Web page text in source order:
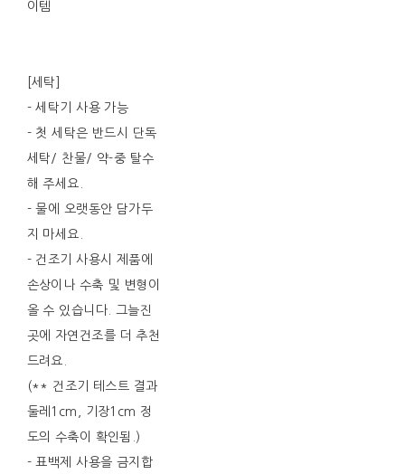
이템
[세탁]
- 세탁기 사용 가능
- 첫 세탁은 반드시 단독
세탁/ 찬물/ 약-중 탈수
해 주세요.
- 물에 오랫동안 담가두
지 마세요.
- 건조기 사용시 제품에
손상이나 수축 및 변형이
올 수 있습니다. 그늘진
곳에 자연건조를 더 추천
드려요.
(** 건조기 테스트 결과
둘레1cm, 기장1cm 정
도의 수축이 확인됨.)
- 표백제 사용을 금지합